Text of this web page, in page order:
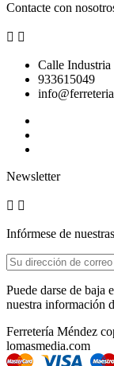
Contacte con
 
Calle
933615049
Newsletter
 
Infórmese de
Puede darse de baja
nuestra información
Ferretería Méndez
lomasmedia.com